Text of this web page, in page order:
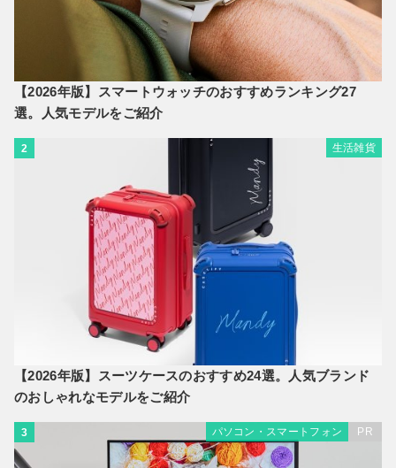
【2026年版】スマートウォッチのおすすめランキング27
選。人気モデルをご紹介
2 生活雑貨
【2026年版】スーツケースのおすすめ24選。人気ブランド
のおしゃれなモデルをご紹介
3 パソコン・スマートフォン PR